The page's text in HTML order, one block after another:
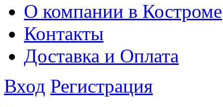
О компании в Костроме
Контакты
Доставка и Оплата
Вход Регистрация